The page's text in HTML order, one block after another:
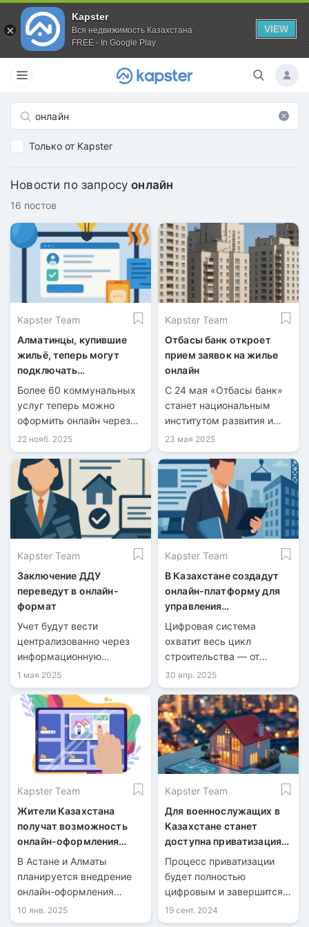
Kapster
Вся недвижимость Казахстана
FREE - In Google Play
VIEW
Только от Kapster
Новости по запросуонлайн
16 постов
Kapster Team
Алматинцы, купившие
жильё, теперь могут
подключать
коммунальные услуги
Более 60 коммунальных
услуг теперь можно
оформить онлайн через
ialma.kz.
22 нояб. 2025
Kapster Team
Отбасы банк откроет
прием заявок на жилье
онлайн
С 24 мая «Отбасы банк»
станет национальным
институтом развития и
запустит цифровую
платформу для
постановки в очередь на
получение
государственного жилья.
Очередникам предстоит
пройти онлайн-
регистрацию и
подтвердить право на
участие в программе.
23 мая 2025
Kapster Team
Заключение ДДУ
переведут в онлайн-
формат
Учет будут вести
централизованно через
информационную
платформу.
1 мая 2025
Kapster Team
В Казахстане создадут
онлайн-платформу для
управления
строительством
Цифровая система
охватит весь цикл
строительства — от
проектирования до ввода
в эксплуатацию.
30 апр. 2025
Kapster Team
Жители Казахстана
получат возможность
онлайн-оформления
недвижимости
В Астане и Алматы
планируется внедрение
онлайн-оформления
сделок с недвижимостью:
Министерство юстиции
10 янв. 2025
Kapster Team
Для военнослужащих в
Казахстане станет
доступна приватизация
жилья онлайн
Процесс приватизации
будет полностью
цифровым и завершится
до конца года.
19 сент. 2024